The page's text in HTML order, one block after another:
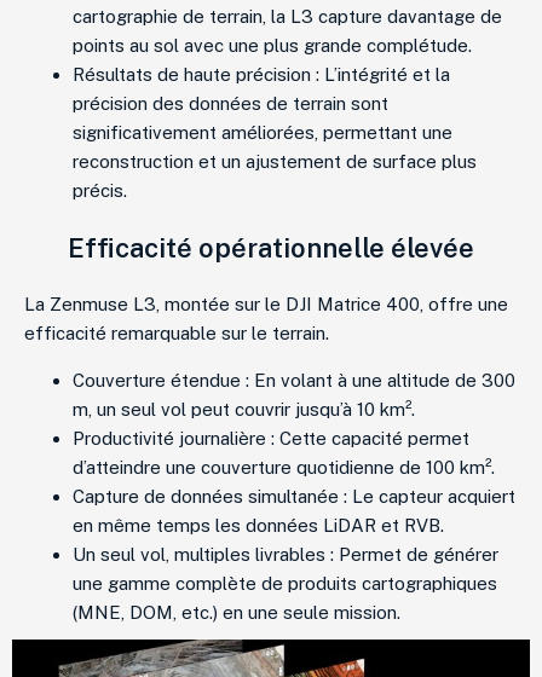
cartographie de terrain, la L3 capture davantage de
points au sol avec une plus grande complétude.
Résultats de haute précision : L’intégrité et la
précision des données de terrain sont
significativement améliorées, permettant une
reconstruction et un ajustement de surface plus
précis.
Efficacité opérationnelle élevée
La Zenmuse L3, montée sur le DJI Matrice 400, offre une
efficacité remarquable sur le terrain.
Couverture étendue : En volant à une altitude de 300
m, un seul vol peut couvrir jusqu’à 10 km².
Productivité journalière : Cette capacité permet
d’atteindre une couverture quotidienne de 100 km².
Capture de données simultanée : Le capteur acquiert
en même temps les données LiDAR et RVB.
Un seul vol, multiples livrables : Permet de générer
une gamme complète de produits cartographiques
(MNE, DOM, etc.) en une seule mission.